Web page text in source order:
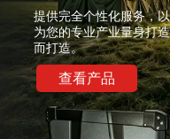
提供完全个性化服务，
为您的专业产业量身打
而打造。
查看产品